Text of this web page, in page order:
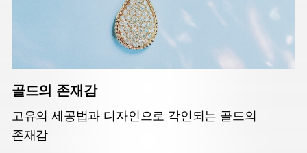
골드의 존재감
고유의 세공법과 디자인으로 각인되는 골드의
존재감